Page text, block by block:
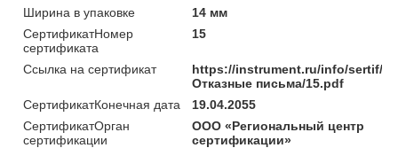
Ширина в упаковке
14 мм
СертификатНомер
сертификата
15
Ссылка на сертификат
https://instrument.ru/info/sertif/
Отказные письма/15.pdf
СертификатКонечная дата
19.04.2055
СертификатОрган
сертификации
ООО «Региональный центр
сертификации»